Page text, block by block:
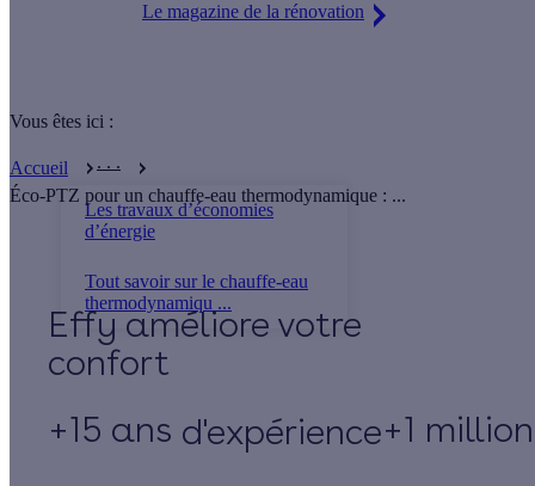
Le magazine de la rénovation
Vous êtes ici :
Accueil . . .
Les travaux d’économies
d’énergie
Tout savoir sur le chauffe-eau
thermodynamiqu ...
Éco-PTZ pour un chauffe-eau thermodynamique : ...
Effy
+15 ans d'expérience+1